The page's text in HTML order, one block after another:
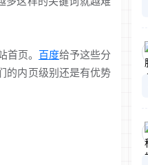
页。 百度给予这些分
的内页级别还是有优势